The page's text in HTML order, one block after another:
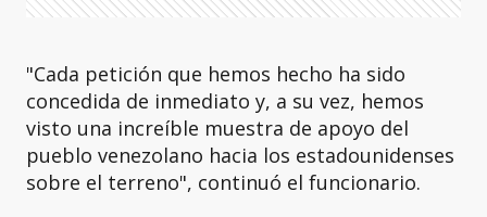
"Cada petición que hemos hecho ha sido
concedida de inmediato y, a su vez, hemos
visto una increíble muestra de apoyo del
pueblo venezolano hacia los estadounidenses
sobre el terreno", continuó el funcionario.